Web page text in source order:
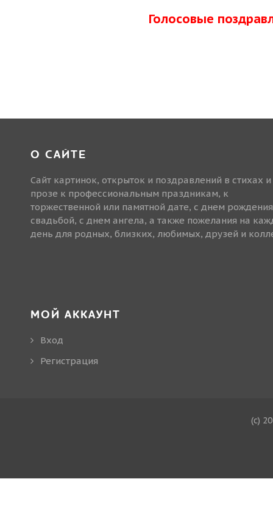
Голосовые
О САЙТЕ
Сайт картинок, открыток и поздравлений в стихах и
прозе к профессиональным праздникам, к
торжественной или памятной дате, с днем
свадьбой, с днем ангела, а также пожелания на
день для родных, близких, любимых, друзей и
МОЙ АККАУНТ
Вход
Регистрация
(c)